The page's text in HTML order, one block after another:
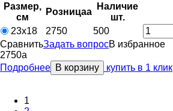
Размер,
см
Розницаa
Наличие
шт.
23х18
2750
500
СравнитьЗадать вопросВ избранное
2750a
Подробнее В корзину купить в 1 клик
1